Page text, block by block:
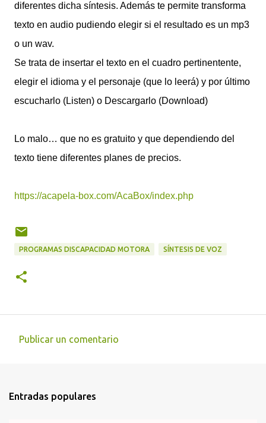
diferentes dicha síntesis. Además te permite transforma
texto en audio pudiendo elegir si el resultado es un mp3
o un wav.
Se trata de insertar el texto en el cuadro pertinentente,
elegir el idioma y el personaje (que lo leerá) y por último
escucharlo (Listen) o Descargarlo (Download)
Lo malo… que no es gratuito y que dependiendo del
texto tiene diferentes planes de precios.
https://acapela-box.com/AcaBox/index.php
PROGRAMAS DISCAPACIDAD MOTORA SÍNTESIS DE VOZ
e
Publicar un comentario
Entradas populares